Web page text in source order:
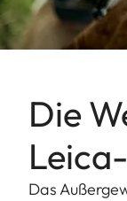
Die
Das